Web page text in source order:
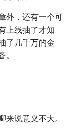
外，还有一个可
上线抽了才知
了几千万的金
说意义不大。